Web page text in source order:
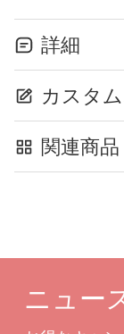
詳細
カスタ
関連商品
ニュー